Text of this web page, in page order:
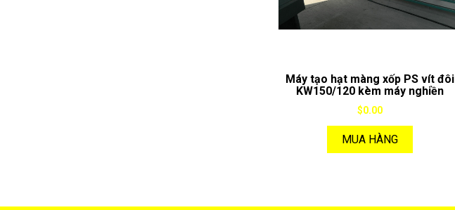
Máy tạo hạt màng xốp PS vít đôi
KW150/120 kèm máy nghiền
$0.00
MUA HÀNG